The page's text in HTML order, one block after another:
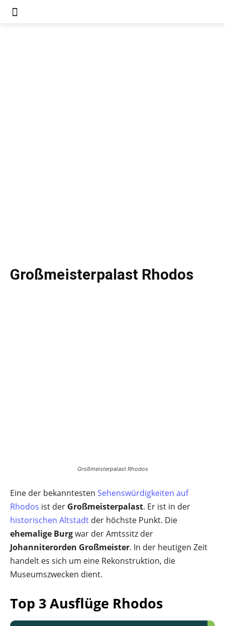
Großmeisterpalast Rhodos
Großmeisterpalast Rhodos
Eine der bekanntesten Sehenswürdigkeiten auf
Rhodos ist der Großmeisterpalast. Er ist in der
historischen Altstadt der höchste Punkt. Die
ehemalige Burgwar der Amtssitz der
Johanniterorden Großmeister. In der heutigen Zeit
handelt es sich um eine Rekonstruktion, die
Museumszwecken dient.
Top 3 Ausflüge Rhodos